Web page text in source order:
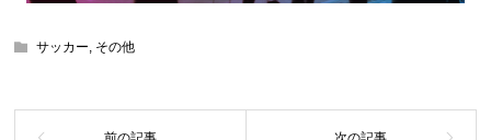
サッカー, その他